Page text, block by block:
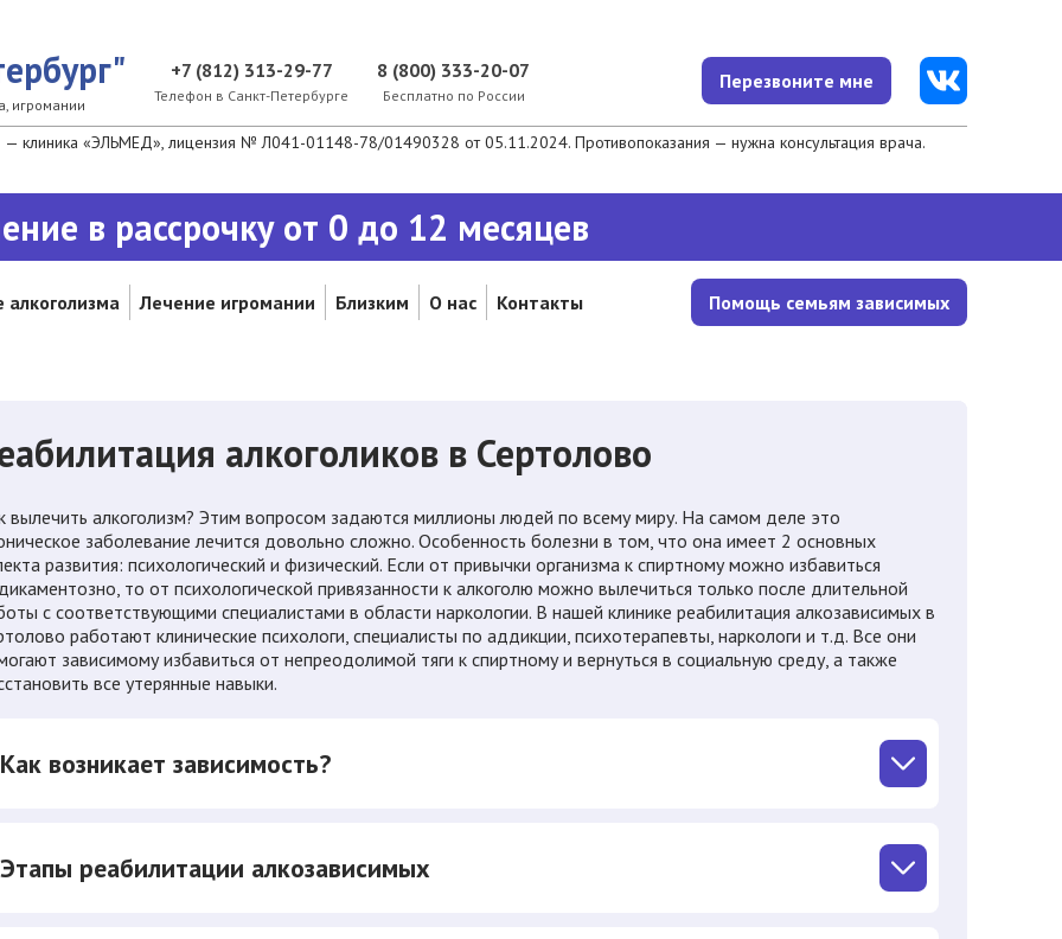
игромании
+7 (812) 313-29-77
Телефон в Санкт-Петербурге
8 (800) 333-20-07
Бесплатно по России
Перезвоните мне
клиника «ЭЛЬМЕД», лицензия № Л041-01148-78/01490328 от 05.11.2024. Противопоказания — нужна консультация врача.
в рассрочку от 0 до 12 месяцев
алкоголизма Лечение игромании Близким О нас Контакты Помощь семьям зависимых
алкоголиков в Сертолово
вылечить алкоголизм? Этим вопросом задаются миллионы людей по всему миру. На самом деле это
заболевание лечится довольно сложно. Особенность болезни в том, что она имеет 2 основных
развития: психологический и физический. Если от привычки организма к спиртному можно избавиться
то от психологической привязанности к алкоголю можно вылечиться только после длительной
с соответствующими специалистами в области наркологии. В нашей клинике реабилитация алкозависимых в
работают клинические психологи, специалисты по аддикции, психотерапевты, наркологи и т.д. Все они
зависимому избавиться от непреодолимой тяги к спиртному и вернуться в социальную среду, а также
все утерянные навыки.
Как возникает зависимость?
Этапы реабилитации алкозависимых